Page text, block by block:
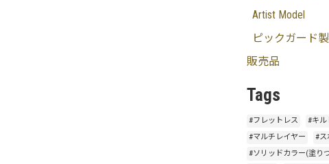
Artist Model
ピックガード
販売品
Tags
#フレットレス #キル
#マルチレイヤー
#ス
#ソリッドカラー(塗り